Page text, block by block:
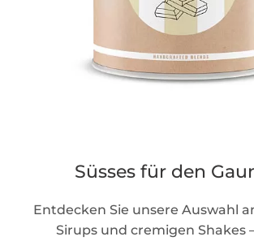
Süsses für den
Entdecken Sie unsere Auswahl
Sirups und cremigen Shakes